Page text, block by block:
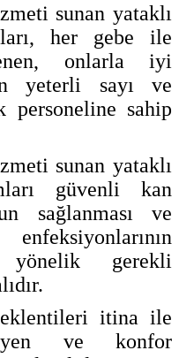
sunan yataklı
her gebe ile
onlarla iyi
yeterli sayı ve
personeline sahip
sunan yataklı
güvenli kan
sağlanması ve
yönelik gerekli
itina ile
ve konfor